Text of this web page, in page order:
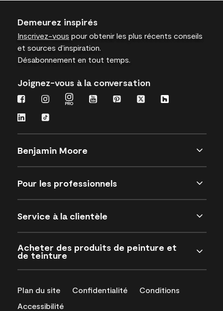
Demeurez inspirés
Inscrivez-vous pour obtenir les plus récents conseils
et sources d’inspiration.
Désabonnement en tout temps.
Joignez-vous à la conversation
Benjamin Moore
Pour les professionnels
Service à la clientèle
Acheter des produits de peinture et
de teinture
Plan du site Confidentialité
Conditions
Accessibilité